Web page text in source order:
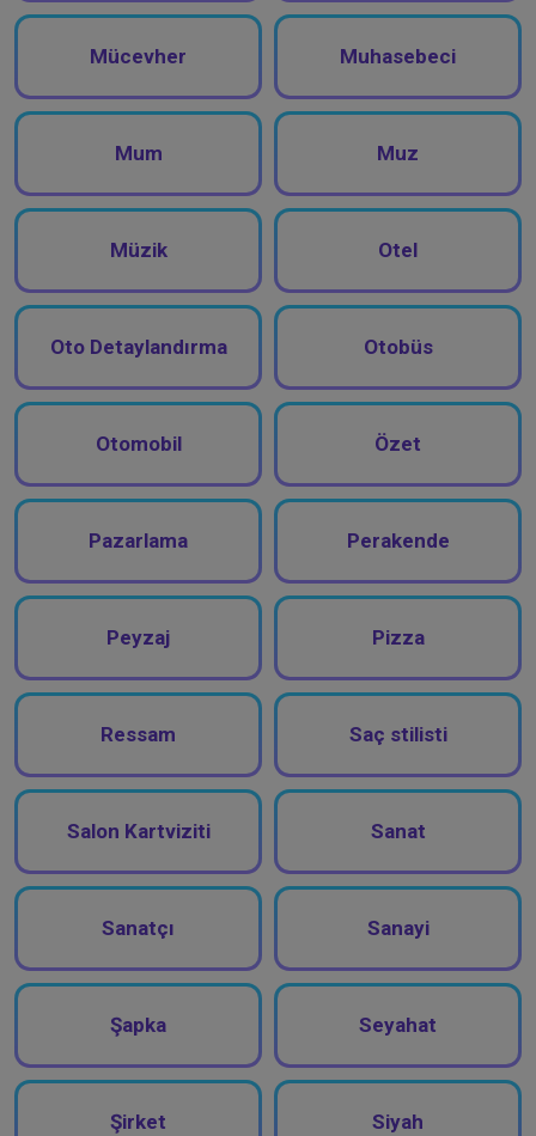
Mücevher Muhasebeci
Mum Muz
Müzik Otel
Oto Detaylandırma Otobüs
Otomobil Özet
Pazarlama Perakende
Peyzaj Pizza
Ressam Saç stilisti
Salon Kartviziti Sanat
Sanatçı Sanayi
Şapka Seyahat
Şirket Siyah